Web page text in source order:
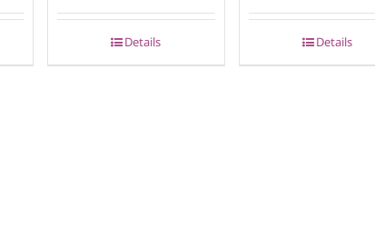
Details Details